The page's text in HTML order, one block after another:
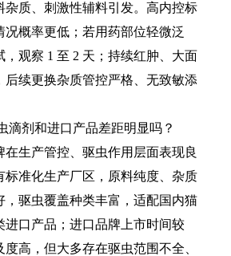
杂质、刺激性辅料引发。高内控标
况概率更低；若用药部位轻微泛
，观察 1 至 2 天；持续红肿、大面
后续更换杂质管控严格、无致敏添
滴剂和进口产品差距明显吗？
在生产管控、驱虫作用层面表现良
标准化生产厂区，原料纯度、杂质
，驱虫覆盖种类丰富，适配国内猫
进口产品；进口品牌上市时间较
高，但大多存在驱虫范围不全、